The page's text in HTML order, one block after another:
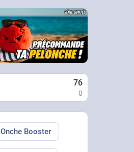
76
0
Onche Booster